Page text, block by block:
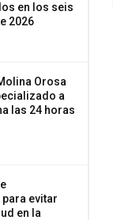
en los seis
2026
Orosa
a
las 24 horas
evitar
en la